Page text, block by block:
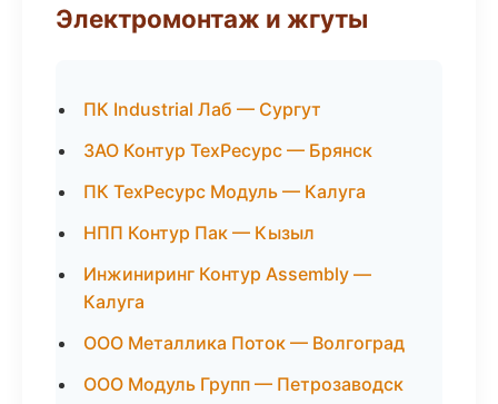
Электромонтаж и жгуты
ПК Industrial Лаб — Сургут
ЗАО Контур ТехРесурс — Брянск
ПК ТехРесурс Модуль — Калуга
НПП Контур Пак — Кызыл
Инжиниринг Контур Assembly —
Калуга
ООО Металлика Поток — Волгоград
ООО Модуль Групп — Петрозаводск